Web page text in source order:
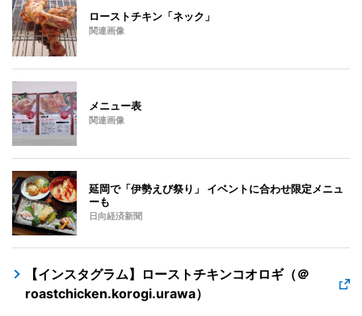
ローストチキン「ネック」
関連画像
メニュー表
関連画像
延岡で「伊勢えび祭り」 イベントに合わせ限定メニュ
ーも
日向経済新聞
【インスタグラム】ローストチキンコオロギ（＠
roastchicken.korogi.urawa）